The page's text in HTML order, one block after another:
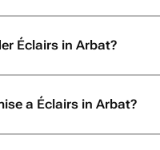
что всё будет
Éclairs in Arbat?
a Éclairs in Arbat?